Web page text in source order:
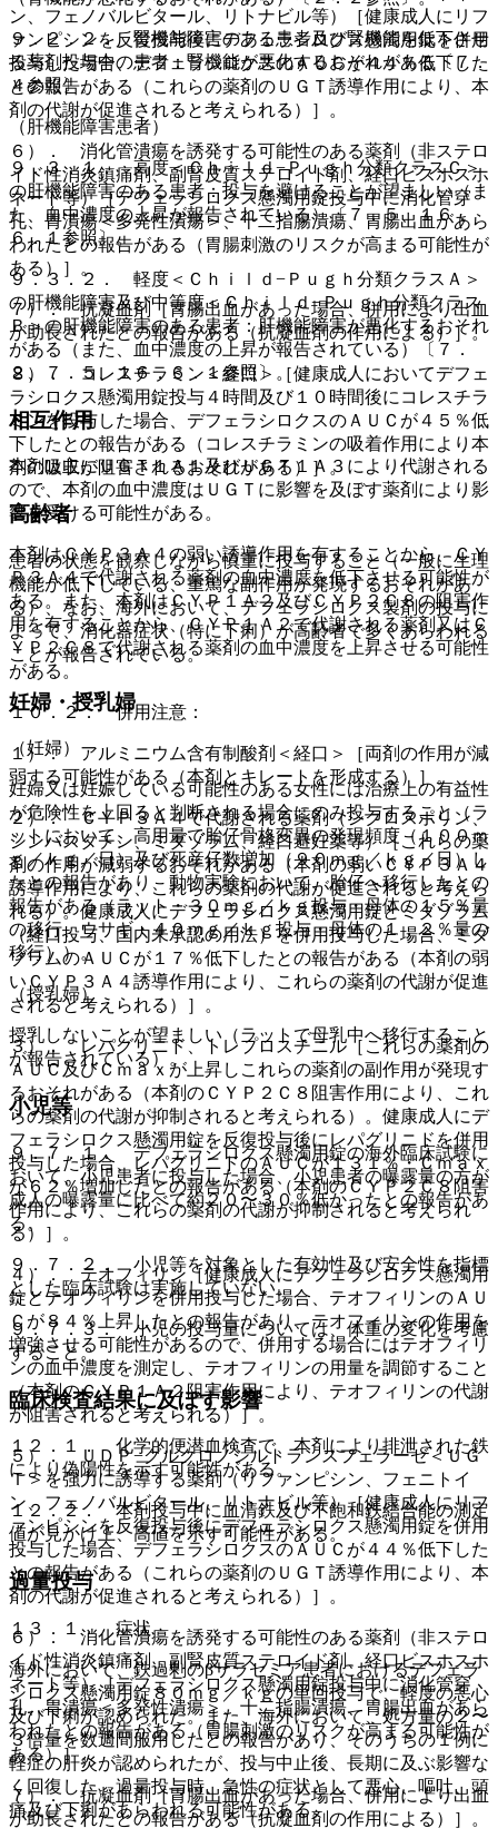
ン、フェノバルビタール、リトナビル等）［健康成人にリフ
ァンピシンを反復投与後にデフェラシロクス懸濁用錠を併用
投与した場合、デフェラシロクスのＡＵＣが４４％低下した
との報告がある（これらの薬剤のＵＧＴ誘導作用により、本
剤の代謝が促進されると考えられる）］。
６）． 消化管潰瘍を誘発する可能性のある薬剤（非ステロ
イド性消炎鎮痛剤、副腎皮質ステロイド剤、経口ビスホスホ
ネート等）［デフェラシロクス懸濁用錠投与中に消化管穿
孔、胃潰瘍＜多発性潰瘍＞、十二指腸潰瘍、胃腸出血があら
われたとの報告がある（胃腸刺激のリスクが高まる可能性が
ある）］。
７）． 抗凝血剤［胃腸出血があった場合、併用により出血
が助長されたとの報告がある（抗凝血剤の作用による）］。
８）． コレスチラミン＜経口＞［健康成人においてデフェ
ラシロクス懸濁用錠投与４時間及び１０時間後にコレスチラ
ミンを投与した場合、デフェラシロクスのＡＵＣが４５％低
下したとの報告がある（コレスチラミンの吸着作用により本
剤の吸収が阻害されるおそれがある）］。
高齢者
患者の状態を観察しながら慎重に投与すること（一般に生理
機能が低下している、重篤な副作用が発現するおそれがあ
る）、なお、海外において、デフェラシロクス製剤の投与に
よって、消化器症状（特に下痢）が高齢者で多くあらわれる
ことが報告されている。
妊婦・授乳婦
（妊婦）
妊婦又は妊娠している可能性のある女性には治療上の有益性
が危険性を上回ると判断される場合にのみ投与すること（ラ
ットにおいて、高用量で胎仔骨格変異の発現頻度（１００ｍ
ｇ／ｋｇ／日）及び死産仔数増加（９０ｍｇ／ｋｇ／日）し
たとの報告があり、動物実験において、胎仔へ移行したとの
報告がある（ラット・３０ｍｇ／ｋｇ投与・母体の１５％量
の移行、ウサギ・４０ｍｇ／ｋｇ投与・母体の１．２％量の
移行））。
（授乳婦）
授乳しないことが望ましい（ラットで母乳中へ移行すること
が報告されている）。
小児等
９．７．１． デフェラシロクス懸濁用錠の海外臨床試験に
おいて、小児患者に投与した場合、小児患者の曝露量の方が
成人の曝露量に比べて約２０〜３０％低かったとの報告があ
る。
９．７．２． 小児等を対象とした有効性及び安全性を指標
とした臨床試験は実施していない。
９．７．３． 小児の投与量については、体重の変化を考慮
すること。
臨床検査結果に及ぼす影響
１２．１． 化学的便潜血検査で、本剤により排泄された鉄
により偽陽性を示す可能性がある。
１２．２． 本剤投与中に血清鉄及び不飽和鉄結合能の測定
値が見かけ上、高値を示す可能性がある。
過量投与
１３．１． 症状
海外において、鉄過剰のβサラセミア患者におけるデフェラ
シロクス懸濁用錠８０ｍｇ／ｋｇの単回投与で、軽度の悪心
及び下痢が認められた。また、海外において、処方量の２〜
３倍量を数週間服用したとの報告があり、そのうちの１例に
軽症の肝炎が認められたが、投与中止後、長期に及ぶ影響な
く回復した。過量投与時、急性の症状として悪心、嘔吐、頭
痛及び下痢があらわれる可能性がある。
９．２．２． 腎機能障害のある患者及び腎機能を低下させ
る薬剤投与中の患者：腎機能が悪化するおそれがある〔７．
４参照〕。
（肝機能障害患者）
９．３．１． 高度＜Ｃｈｉｌｄ−Ｐｕｇｈ分類クラスＣ＞
の肝機能障害のある患者：投与を避けることが望ましい（ま
た、血中濃度の上昇が報告されている）〔７．５、１６．
６．１参照〕。
９．３．２． 軽度＜Ｃｈｉｌｄ−Ｐｕｇｈ分類クラスＡ＞
の肝機能障害及び中等度＜Ｃｈｉｌｄ−Ｐｕｇｈ分類クラス
Ｂ＞の肝機能障害のある患者：肝機能障害が悪化するおそれ
がある（また、血中濃度の上昇が報告されている）〔７．
２、７．５、１６．６．１参照〕。
相互作用
本剤は主にＵＧＴ１Ａ１及びＵＧＴ１Ａ３により代謝される
ので、本剤の血中濃度はＵＧＴに影響を及ぼす薬剤により影
響を受ける可能性がある。
本剤はＣＹＰ３Ａ４の弱い誘導作用を有することから、ＣＹ
Ｐ３Ａ４で代謝される薬剤の血中濃度を低下させる可能性が
ある。また、本剤はＣＹＰ１Ａ２及びＣＹＰ２Ｃ８の阻害作
用を有することから、ＣＹＰ１Ａ２で代謝される薬剤又はＣ
ＹＰ２Ｃ８で代謝される薬剤の血中濃度を上昇させる可能性
がある。
１０．２． 併用注意：
１）． アルミニウム含有制酸剤＜経口＞［両剤の作用が減
弱する可能性がある（本剤とキレートを形成する）］。
２）． ＣＹＰ３Ａ４で代謝される薬剤（シクロスポリン、
シンバスタチン、ミダゾラム、経口避妊薬等）［これらの薬
剤の作用が減弱するおそれがある（本剤の弱いＣＹＰ３Ａ４
誘導作用により、これらの薬剤の代謝が促進されると考えら
れる）。健康成人にデフェラシロクス懸濁用錠とミダゾラム
（経口投与、国内未承認の用法）を併用投与した場合、ミダ
ゾラムのＡＵＣが１７％低下したとの報告がある（本剤の弱
いＣＹＰ３Ａ４誘導作用により、これらの薬剤の代謝が促進
されると考えられる）］。
３）． レパグリニド、トレプロスチニル［これらの薬剤の
ＡＵＣ及びＣｍａｘが上昇しこれらの薬剤の副作用が発現す
るおそれがある（本剤のＣＹＰ２Ｃ８阻害作用により、これ
らの薬剤の代謝が抑制されると考えられる）。健康成人にデ
フェラシロクス懸濁用錠を反復投与後にレパグリニドを併用
投与した場合、レパグリニドのＡＵＣが１３１％・Ｃｍａｘ
が６２％増加したとの報告がある（本剤のＣＹＰ２Ｃ８阻害
作用により、これらの薬剤の代謝が抑制されると考えられ
る）］。
４）． テオフィリン［健康成人にデフェラシロクス懸濁用
錠とテオフィリンを併用投与した場合、テオフィリンのＡＵ
Ｃが８４％上昇したとの報告があり、テオフィリンの作用を
増強させる可能性があるので、併用する場合にはテオフィリ
ンの血中濃度を測定し、テオフィリンの用量を調節すること
（本剤のＣＹＰ１Ａ２阻害作用により、テオフィリンの代謝
が阻害されると考えられる）］。
５）． ＵＤＰ−グルクロノシルトランスフェラーゼ＜ＵＧ
Ｔ＞を強力に誘導する薬剤（リファンピシン、フェニトイ
ン、フェノバルビタール、リトナビル等）［健康成人にリフ
ァンピシンを反復投与後にデフェラシロクス懸濁用錠を併用
投与した場合、デフェラシロクスのＡＵＣが４４％低下した
との報告がある（これらの薬剤のＵＧＴ誘導作用により、本
剤の代謝が促進されると考えられる）］。
６）． 消化管潰瘍を誘発する可能性のある薬剤（非ステロ
イド性消炎鎮痛剤、副腎皮質ステロイド剤、経口ビスホスホ
ネート等）［デフェラシロクス懸濁用錠投与中に消化管穿
孔、胃潰瘍＜多発性潰瘍＞、十二指腸潰瘍、胃腸出血があら
われたとの報告がある（胃腸刺激のリスクが高まる可能性が
ある）］。
７）． 抗凝血剤［胃腸出血があった場合、併用により出血
が助長されたとの報告がある（抗凝血剤の作用による）］。